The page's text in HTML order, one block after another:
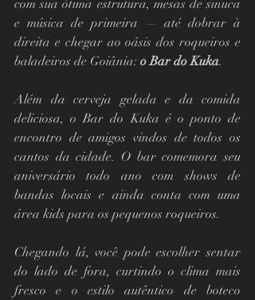
com sua ótima estrutura, mesas de sinuca
e música de primeira — até dobrar à
direita e chegar ao oásis dos roqueiros e
baladeiros de Goiânia: o Bar do Kuka.
Além da cerveja gelada e da comida
deliciosa, o Bar do Kuka é o ponto de
encontro de amigos vindos de todos os
cantos da cidade. O bar comemora seu
aniversário todo ano com shows de
bandas locais e ainda conta com uma
área kids para os pequenos roqueiros.
Chegando lá, você pode escolher sentar
do lado de fora, curtindo o clima mais
fresco e o estilo autêntico de boteco